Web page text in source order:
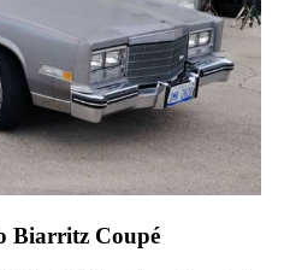
Biarritz Coupé